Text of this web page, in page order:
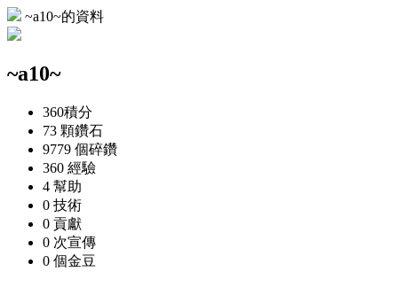
~a10~的資料
~a10~
360積分
73 顆鑽石
9779 個碎鑽
360 經驗
4 幫助
0 技術
0 貢獻
0 次宣傳
0 個金豆